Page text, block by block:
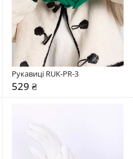
Рукавиці RUK-PR-3
529 ₴